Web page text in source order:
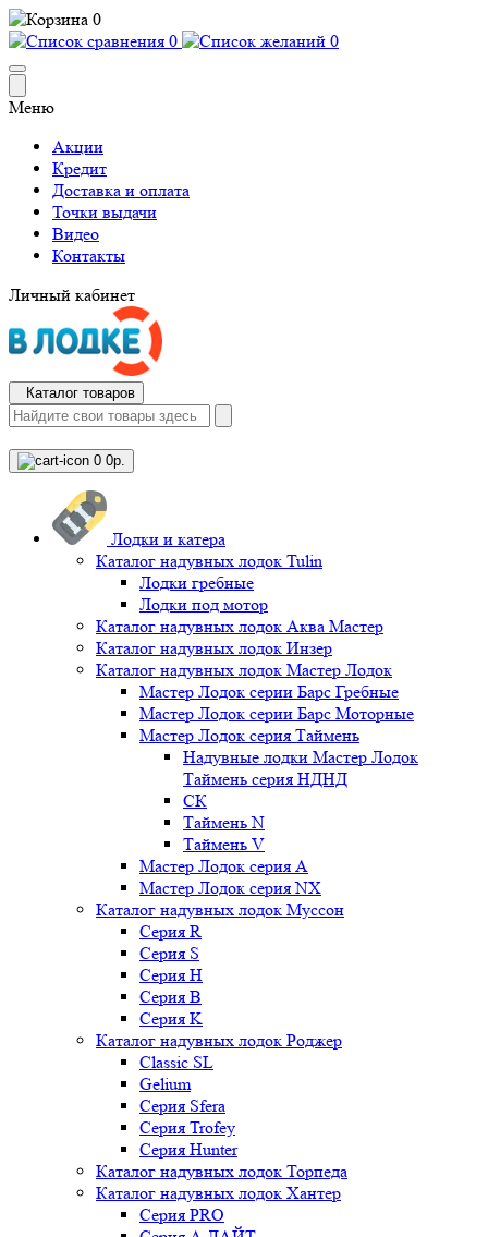
0
0
0
Меню
Акции
Кредит
Доставка и оплата
Точки выдачи
Видео
Контакты
Личный кабинет
Каталог товаров
0 0р.
Лодки и катера
Каталог надувных лодок Tulin
Лодки гребные
Лодки под мотор
Каталог надувных лодок Аква Мастер
Каталог надувных лодок Инзер
Каталог надувных лодок Мастер Лодок
Мастер Лодок серии Барс Гребные
Мастер Лодок серии Барс Моторные
Мастер Лодок серия Таймень
Надувные лодки Мастер Лодок
Таймень серия НДНД
СК
Таймень N
Таймень V
Мастер Лодок серия А
Мастер Лодок серия NX
Каталог надувных лодок Муссон
Серия R
Серия S
Серия H
Серия B
Серия K
Каталог надувных лодок Роджер
Classic SL
Gelium
Серия Sfera
Серия Trofey
Серия Hunter
Каталог надувных лодок Торпеда
Каталог надувных лодок Хантер
Серия PRO